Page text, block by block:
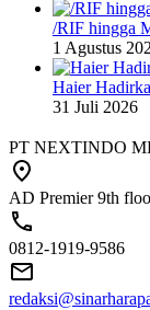
/RIF hingga
1 Agustus
Haier
31 Juli 2026
PT NEXTINDO
AD Premier 9th
0812-1919-9586